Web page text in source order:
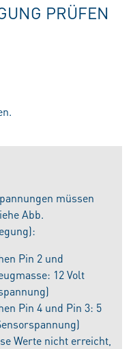
PRÜFEN
müssen
Abb.
Pin 2 und
12 Volt
Pin 4 und Pin 3: 5
Werte nicht erreicht,